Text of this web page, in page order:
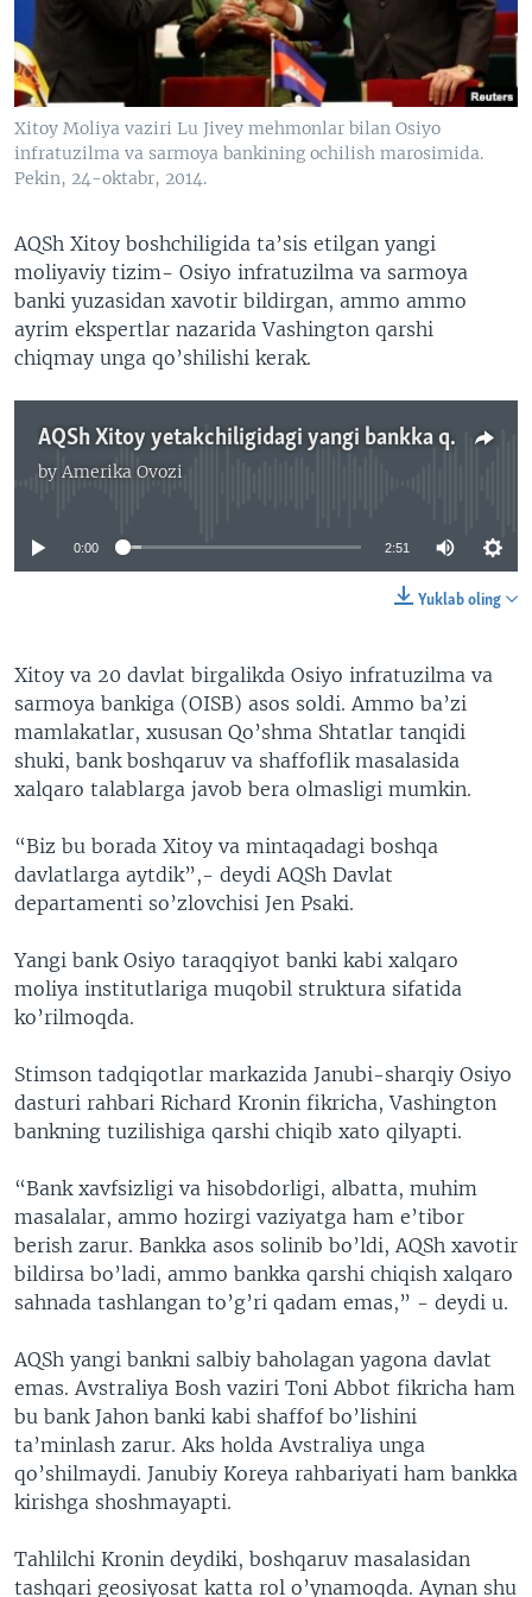
VIDEO
XABARLAR SURATLARDA
ODNOKLASSNIKI
TELEGRAM
TWITTER
SOUNDCLOUD
VOA
Xitoy Moliya vaziri Lu Jivey mehmonlar bilan Osiyo
infratuzilma va sarmoya bankining ochilish marosimida.
Pekin, 24-oktabr, 2014.
AQSh Xitoy boshchiligida ta’sis etilgan yangi
moliyaviy tizim- Osiyo infratuzilma va sarmoya
banki yuzasidan xavotir bildirgan, ammo ammo
ayrim ekspertlar nazarida Vashington qarshi
chiqmay unga qo’shilishi kerak.
AQSh Xitoy yetakchiligidagi yangi bankka qo’shilsin, deydi ekspertlar - Navbahor Imamova
by Amerika Ovozi
No media source currently available
0:00 2:51
Yuklab oling
Xitoy va 20 davlat birgalikda Osiyo infratuzilma va
sarmoya bankiga (OISB) asos soldi. Ammo ba’zi
mamlakatlar, xususan Qo’shma Shtatlar tanqidi
shuki, bank boshqaruv va shaffoflik masalasida
xalqaro talablarga javob bera olmasligi mumkin.
“Biz bu borada Xitoy va mintaqadagi boshqa
davlatlarga aytdik”,- deydi AQSh Davlat
departamenti so’zlovchisi Jen Psaki.
Yangi bank Osiyo taraqqiyot banki kabi xalqaro
moliya institutlariga muqobil struktura sifatida
ko’rilmoqda.
Stimson tadqiqotlar markazida Janubi-sharqiy Osiyo
dasturi rahbari Richard Kronin fikricha, Vashington
bankning tuzilishiga qarshi chiqib xato qilyapti.
“Bank xavfsizligi va hisobdorligi, albatta, muhim
masalalar, ammo hozirgi vaziyatga ham e’tibor
berish zarur. Bankka asos solinib bo’ldi, AQSh xavotir
bildirsa bo’ladi, ammo bankka qarshi chiqish xalqaro
sahnada tashlangan to’g’ri qadam emas,” - deydi u.
AQSh yangi bankni salbiy baholagan yagona davlat
emas. Avstraliya Bosh vaziri Toni Abbot fikricha ham
bu bank Jahon banki kabi shaffof bo’lishini
ta’minlash zarur. Aks holda Avstraliya unga
qo’shilmaydi. Janubiy Koreya rahbariyati ham bankka
kirishga shoshmayapti.
Tahlilchi Kronin deydiki, boshqaruv masalasidan
tashqari geosiyosat katta rol o’ynamoqda. Aynan shu